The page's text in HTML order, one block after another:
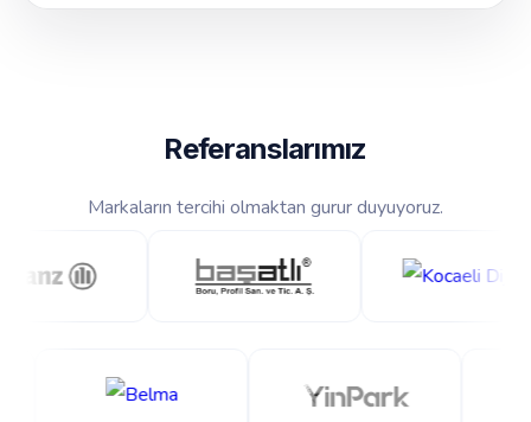
Referanslarımız
Markaların tercihi olmaktan gurur duyuyoruz.